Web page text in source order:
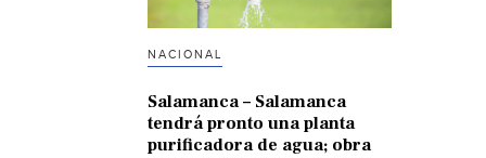
NACIONAL
Salamanca – Salamanca
tendrá pronto una planta
purificadora de agua; obra